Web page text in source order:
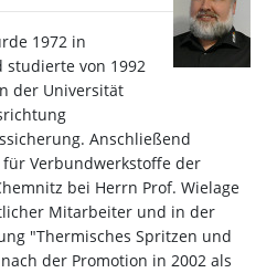
1972 in
studierte von 1992
der Universität
Anschließend
Verbundwerkstoffe der
bei Herrn Prof. Wielage
Mitarbeiter und in der
"Thermisches Spritzen und
der Promotion in 2002 als